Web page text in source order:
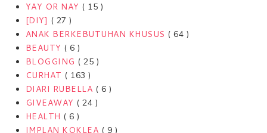
YAY OR NAY ( 15 )
[DIY] ( 27 )
ANAK BERKEBUTUHAN KHUSUS ( 64 )
BEAUTY ( 6 )
BLOGGING ( 25 )
CURHAT ( 163 )
DIARI RUBELLA ( 6 )
GIVEAWAY ( 24 )
HEALTH ( 6 )
IMPLAN KOKLEA ( 9 )